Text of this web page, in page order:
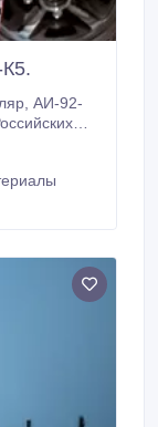
заявки с